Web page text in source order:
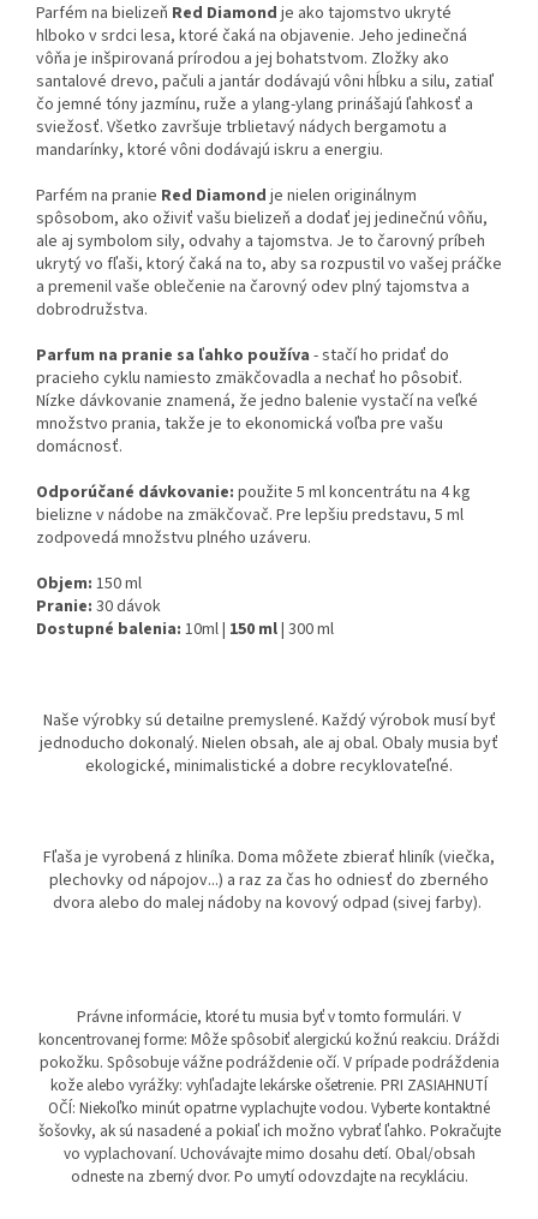
Parfém na bielizeň Red Diamond je ako tajomstvo ukryté
hlboko v srdci lesa, ktoré čaká na objavenie. Jeho jedinečná
vôňa je inšpirovaná prírodou a jej bohatstvom. Zložky ako
santalové drevo, pačuli a jantár dodávajú vôni hĺbku a silu, zatiaľ
čo jemné tóny jazmínu, ruže a ylang-ylang prinášajú ľahkosť a
sviežosť. Všetko završuje trblietavý nádych bergamotu a
mandarínky, ktoré vôni dodávajú iskru a energiu.
Parfém na pranie Red Diamond je nielen originálnym
spôsobom, ako oživiť vašu bielizeň a dodať jej jedinečnú vôňu,
ale aj symbolom sily, odvahy a tajomstva. Je to čarovný príbeh
ukrytý vo fľaši, ktorý čaká na to, aby sa rozpustil vo vašej práčke
a premenil vaše oblečenie na čarovný odev plný tajomstva a
dobrodružstva.
Parfum na pranie sa ľahko používa - stačí ho pridať do
pracieho cyklu namiesto zmäkčovadla a nechať ho pôsobiť.
Nízke dávkovanie znamená, že jedno balenie vystačí na veľké
množstvo prania, takže je to ekonomická voľba pre vašu
domácnosť.
Odporúčané dávkovanie: použite 5 ml koncentrátu na 4 kg
bielizne v nádobe na zmäkčovač. Pre lepšiu predstavu, 5 ml
zodpovedá množstvu plného uzáveru.
Objem: 150 ml
Pranie: 30 dávok
Dostupné balenia: 10ml | 150 ml| 300 ml
Naše výrobky sú detailne premyslené. Každý výrobok musí byť
jednoducho dokonalý. Nielen obsah, ale aj obal. Obaly musia byť
ekologické, minimalistické a dobre recyklovateľné.
Fľaša je vyrobená z hliníka. Doma môžete zbierať hliník (viečka,
plechovky od nápojov...) a raz za čas ho odniesť do zberného
dvora alebo do malej nádoby na kovový odpad (sivej farby).
Právne informácie, ktoré tu musia byť v tomto formulári. V
koncentrovanej forme: Môže spôsobiť alergickú kožnú reakciu. Dráždi
pokožku. Spôsobuje vážne podráždenie očí. V prípade podráždenia
kože alebo vyrážky: vyhľadajte lekárske ošetrenie. PRI ZASIAHNUTÍ
OČÍ: Niekoľko minút opatrne vyplachujte vodou. Vyberte kontaktné
šošovky, ak sú nasadené a pokiaľ ich možno vybrať ľahko. Pokračujte
vo vyplachovaní. Uchovávajte mimo dosahu detí. Obal/obsah
odneste na zberný dvor. Po umytí odovzdajte na recykláciu.